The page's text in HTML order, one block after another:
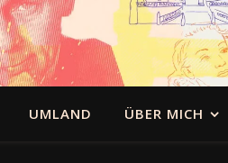
UMLAND ÜBER MICH